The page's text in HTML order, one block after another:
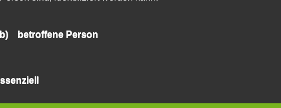
bei der heuer auch ein extra
Anwendung kommen wird, mit einer Art Feld-
des DJK-Diözesanverbandes Dr. Josef Mader
vor der Votivkirche zelebriert werden wird. Moderiert
b) betroffene Person
Verarbeitung Verantwortlichen verarbeitet werden.